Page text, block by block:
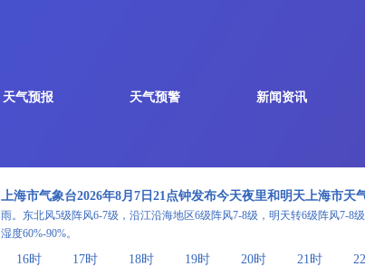
天气预报 天气预警 新闻资讯
上海市气象台2026年8月7日21点钟发布今天夜里和明天上海市天
雨。东北风5级阵风6-7级，沿江沿海地区6级阵风7-8级，明天转6级阵风7-
湿度60%-90%。
16时 17时 18时 19时 20时 21时